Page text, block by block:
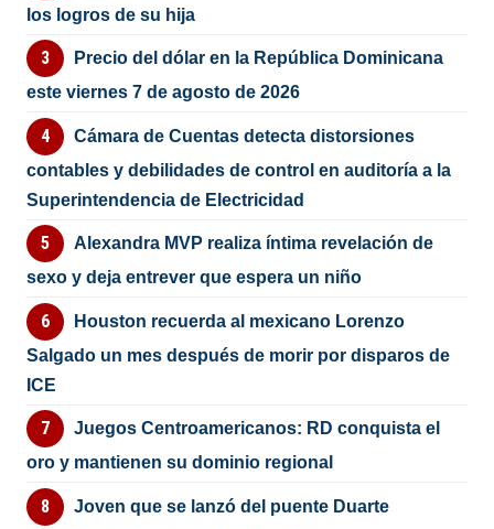
los logros de su hija
Precio del dólar en la República Dominicana
este viernes 7 de agosto de 2026
Cámara de Cuentas detecta distorsiones
contables y debilidades de control en auditoría a la
Superintendencia de Electricidad
Alexandra MVP realiza íntima revelación de
sexo y deja entrever que espera un niño
Houston recuerda al mexicano Lorenzo
Salgado un mes después de morir por disparos de
ICE
Juegos Centroamericanos: RD conquista el
oro y mantienen su dominio regional
Joven que se lanzó del puente Duarte